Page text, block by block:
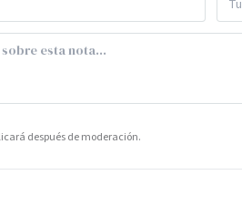
después de moderación.